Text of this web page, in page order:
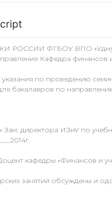
ФГБОУ ВПО
Кафедра финансов
указания по проведению
бакалавров по
директора ИЭиУ по
кафедры «Финансов и
занятий обсуждены и